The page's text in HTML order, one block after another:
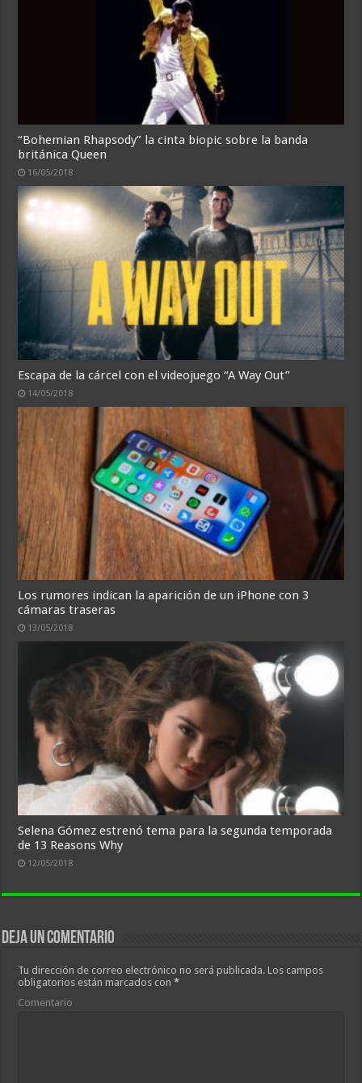
“Bohemian Rhapsody” la cinta biopic sobre la banda
británica Queen
16/05/2018
Escapa de la cárcel con el videojuego “A Way Out”
14/05/2018
Los rumores indican la aparición de un iPhone con 3
cámaras traseras
13/05/2018
Selena Gómez estrenó tema para la segunda temporada
de 13 Reasons Why
12/05/2018
Deja un comentario
Tu dirección de correo electrónico no será publicada. Los campos
obligatorios están marcados con*
Comentario